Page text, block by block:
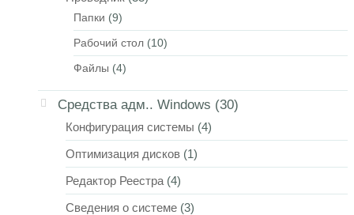
Папки (9)
Рабочий стол (10)
Файлы (4)
Средства адм.. Windows (30)
Конфигурация системы (4)
Оптимизация дисков (1)
Редактор Реестра (4)
Сведения о системе (3)